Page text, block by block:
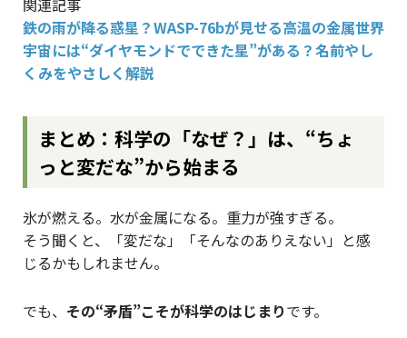
関連記事
鉄の雨が降る惑星？WASP-76bが見せる高温の金属世界
宇宙には“ダイヤモンドでできた星”がある？名前やし
くみをやさしく解説
まとめ：科学の「なぜ？」は、“ちょ
っと変だな”から始まる
氷が燃える。水が金属になる。重力が強すぎる。
そう聞くと、「変だな」「そんなのありえない」と感
じるかもしれません。
でも、 その“矛盾”こそが科学のはじまりです。